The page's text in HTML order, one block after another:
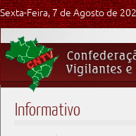
Sexta-Feira, 7 de Agosto de
Informativo